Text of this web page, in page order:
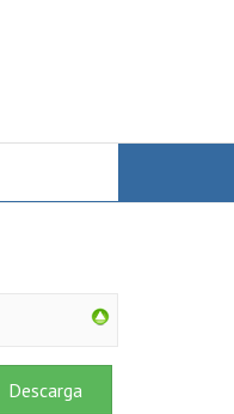
Descarga